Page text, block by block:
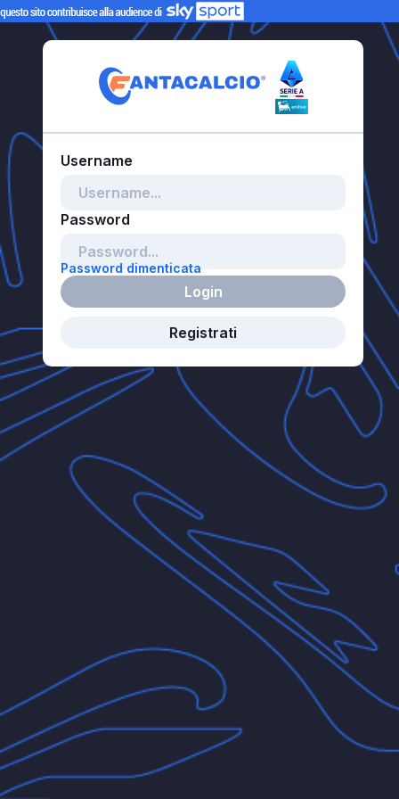
Password dimenticata
Login
Registrati